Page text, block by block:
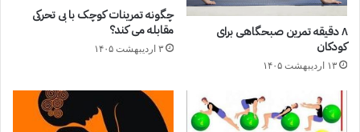
۸ دقیقه تمرین صبحگاهی برای
کودکان
۱۳ اردیبهشت ۱۴۰۵
چگونه تمرینات کوچک با بی تحرکی
مقابله می کند؟
۳ اردیبهشت ۱۴۰۵